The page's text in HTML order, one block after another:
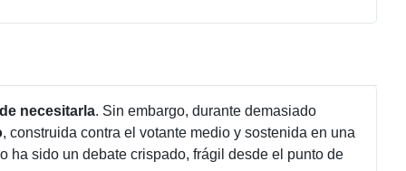
necesitarla. Sin embargo, durante demasiado
, construida contra el votante medio y sostenida en una
ha sido un debate crispado, frágil desde el punto de